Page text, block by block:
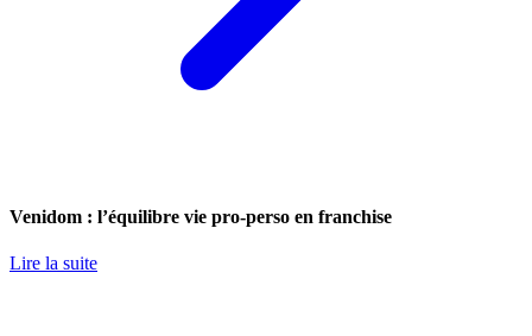
Venidom : l’équilibre vie pro-perso en franchise
Lire la suite